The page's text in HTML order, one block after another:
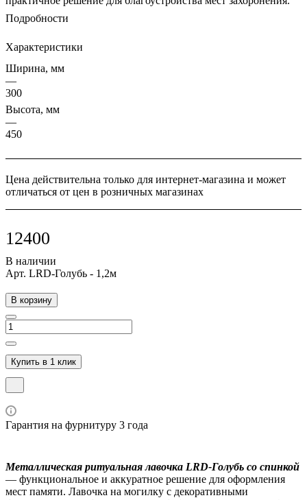
Подробности
Характеристики
Ширина, мм
—
300
Высота, мм
—
450
Цена действительна только для интернет-магазина и может
отличаться от цен в розничных магазинах
12400
В наличии
Арт. LRD-Голубь - 1,2м
В корзину
Купить в 1 клик
Гарантия на фурнитуру 3 года
Металлическая ритуальная лавочка LRD-Голубь со спинкой
— функциональное и аккуратное решение для оформления
мест памяти. Лавочка на могилку с декоративными